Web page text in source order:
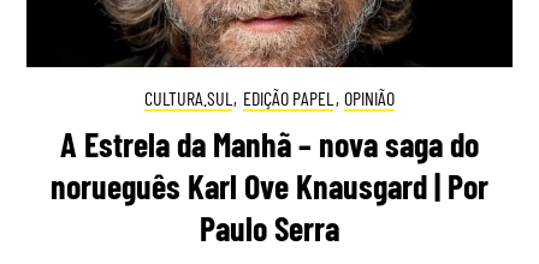
CULTURA.SUL , EDIÇÃO PAPEL , OPINIÃO
A Estrela da Manhã – nova saga do
norueguês Karl Ove Knausgard | Por
Paulo Serra